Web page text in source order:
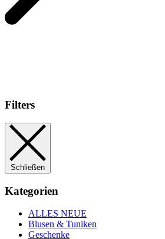
Filters
Schließen
Kategorien
ALLES NEUE
Blusen & Tuniken
Geschenke